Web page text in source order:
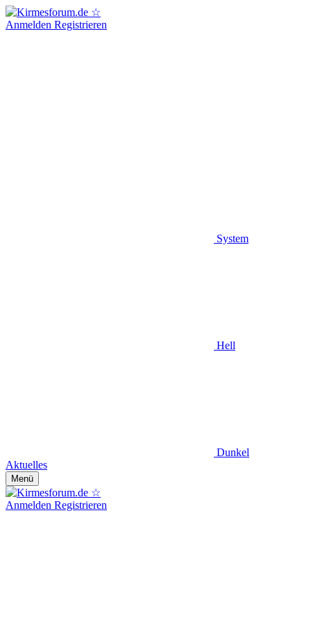
Anmelden Registrieren
System
Hell
Dunkel
Aktuelles
Menü
Anmelden Registrieren